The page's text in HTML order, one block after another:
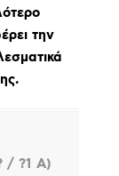
την
/ ?1 A)